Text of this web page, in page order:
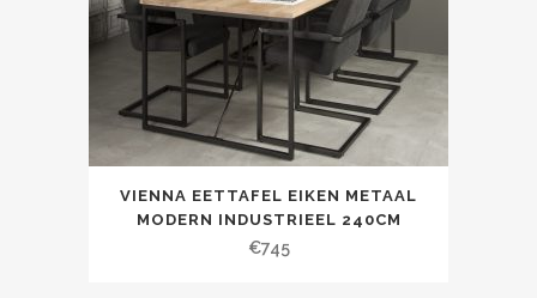
VIENNA EETTAFEL EIKEN METAAL
MODERN INDUSTRIEEL 240CM
€745